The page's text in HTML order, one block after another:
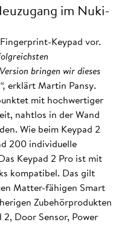
im Nuki-
Keypad vor.
bringen wir dieses
erklärt Martin Pansy.
mit hochwertiger
nahtlos in der Wand
Wie beim Keypad 2
200 individuelle
Keypad 2 Pro ist mit
kompatibel. Das gilt
Matter-fähigen Smart
Zubehörprodukten
2, Door Sensor, Power